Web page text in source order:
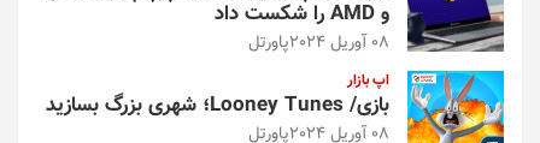
و AMD را شکست داد
08 آوریل 2024 پاورتل
اپ بازار
بازی/ Looney Tunes؛ شهری بزرگ بسازید
08 آوریل 2024 پاورتل